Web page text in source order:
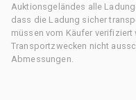
Auktionsgeländes alle
dass die Ladung sicher
müssen vom Käufer verifiziert
Transportzwecken nicht
Abmessungen.